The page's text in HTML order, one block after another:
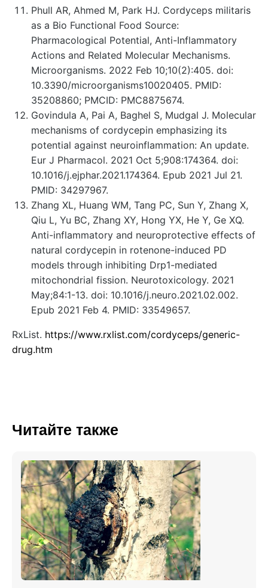
Phull AR, Ahmed M, Park HJ. Cordyceps militaris
as a Bio Functional Food Source:
Pharmacological Potential, Anti-Inflammatory
Actions and Related Molecular Mechanisms.
Microorganisms. 2022 Feb 10;10(2):405. doi:
10.3390/microorganisms10020405. PMID:
35208860; PMCID: PMC8875674.
Govindula A, Pai A, Baghel S, Mudgal J. Molecular
mechanisms of cordycepin emphasizing its
potential against neuroinflammation: An update.
Eur J Pharmacol. 2021 Oct 5;908:174364. doi:
10.1016/j.ejphar.2021.174364. Epub 2021 Jul 21.
PMID: 34297967.
Zhang XL, Huang WM, Tang PC, Sun Y, Zhang X,
Qiu L, Yu BC, Zhang XY, Hong YX, He Y, Ge XQ.
Anti-inflammatory and neuroprotective effects of
natural cordycepin in rotenone-induced PD
models through inhibiting Drp1-mediated
mitochondrial fission. Neurotoxicology. 2021
May;84:1-13. doi: 10.1016/j.neuro.2021.02.002.
Epub 2021 Feb 4. PMID: 33549657.
RxList. https://www.rxlist.com/cordyceps/generic-
drug.htm
Читайте также